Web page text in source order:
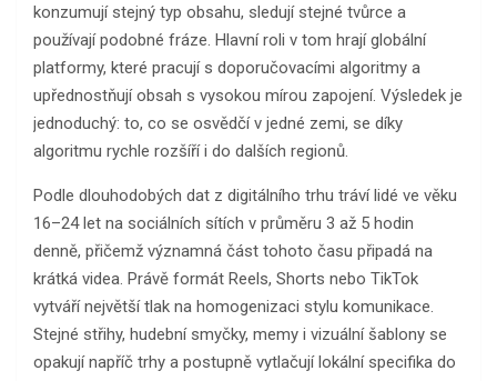
konzumují stejný typ obsahu, sledují stejné tvůrce a
používají podobné fráze. Hlavní roli v tom hrají globální
platformy, které pracují s doporučovacími algoritmy a
upřednostňují obsah s vysokou mírou zapojení. Výsledek je
jednoduchý: to, co se osvědčí v jedné zemi, se díky
algoritmu rychle rozšíří i do dalších regionů.
Podle dlouhodobých dat z digitálního trhu tráví lidé ve věku
16–24 let na sociálních sítích v průměru 3 až 5 hodin
denně, přičemž významná část tohoto času připadá na
krátká videa. Právě formát Reels, Shorts nebo TikTok
vytváří největší tlak na homogenizaci stylu komunikace.
Stejné střihy, hudební smyčky, memy i vizuální šablony se
opakují napříč trhy a postupně vytlačují lokální specifika do